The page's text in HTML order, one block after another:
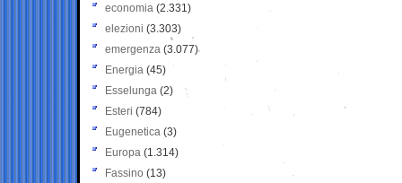
economia (2.331)
elezioni (3.303)
emergenza (3.077)
Energia (45)
Esselunga (2)
Esteri (784)
Eugenetica (3)
Europa (1.314)
Fassino (13)